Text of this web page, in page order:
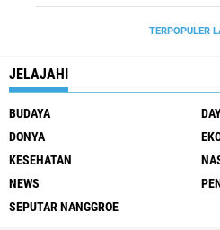
TERPOPULER
JELAJAHI
BUDAYA
DONYA
KESEHATAN
NEWS
SEPUTAR NANGGROE